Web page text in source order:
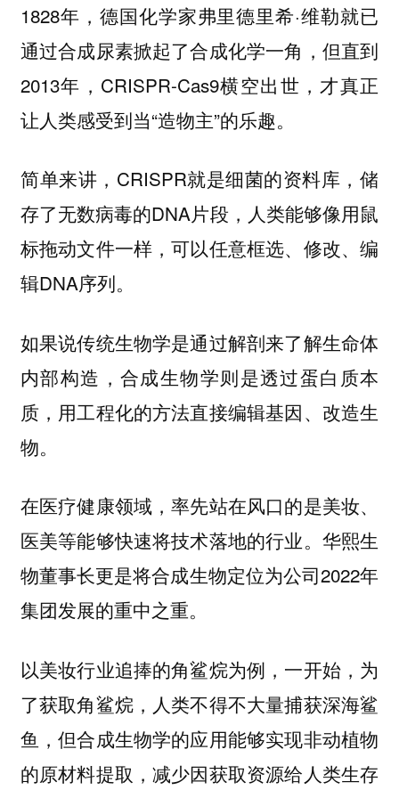
1828年，德国化学家弗里德里希·维勒就已
通过合成尿素掀起了合成化学一角，但直到
2013年，CRISPR-Cas9横空出世，才真正
让人类感受到当“造物主”的乐趣。
简单来讲，CRISPR就是细菌的资料库，储
存了无数病毒的DNA片段，人类能够像用鼠
标拖动文件一样，可以任意框选、修改、编
辑DNA序列。
如果说传统生物学是通过解剖来了解生命体
内部构造，合成生物学则是透过蛋白质本
质，用工程化的方法直接编辑基因、改造生
物。
在医疗健康领域，率先站在风口的是美妆、
医美等能够快速将技术落地的行业。华熙生
物董事长更是将合成生物定位为公司2022年
集团发展的重中之重。
以美妆行业追捧的角鲨烷为例，一开始，为
了获取角鲨烷，人类不得不大量捕获深海鲨
鱼，但合成生物学的应用能够实现非动植物
的原材料提取，减少因获取资源给人类生存